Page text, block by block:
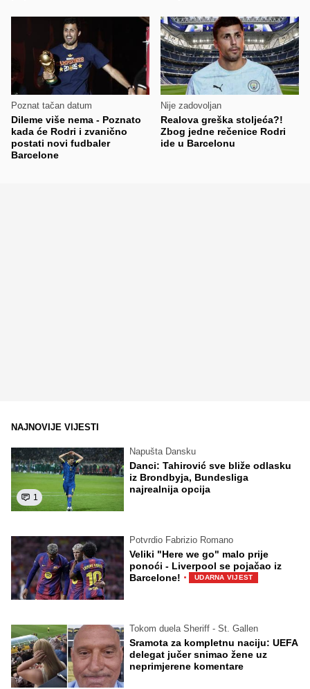
Poznat tačan datum
Dileme više nema - Poznato
kada će Rodri i zvanično
postati novi fudbaler
Barcelone
Nije zadovoljan
Realova greška stoljeća?!
Zbog jedne rečenice Rodri
ide u Barcelonu
NAJNOVIJE VIJESTI
1
Napušta Dansku
Danci: Tahirović sve bliže odlasku
iz Brondbyja, Bundesliga
najrealnija opcija
Potvrdio Fabrizio Romano
Veliki "Here we go" malo prije
ponoći - Liverpool se pojačao iz
Barcelone! · UDARNA VIJEST
Tokom duela Sheriff - St. Gallen
Sramota za kompletnu naciju: UEFA
delegat jučer snimao žene uz
neprimjerene komentare